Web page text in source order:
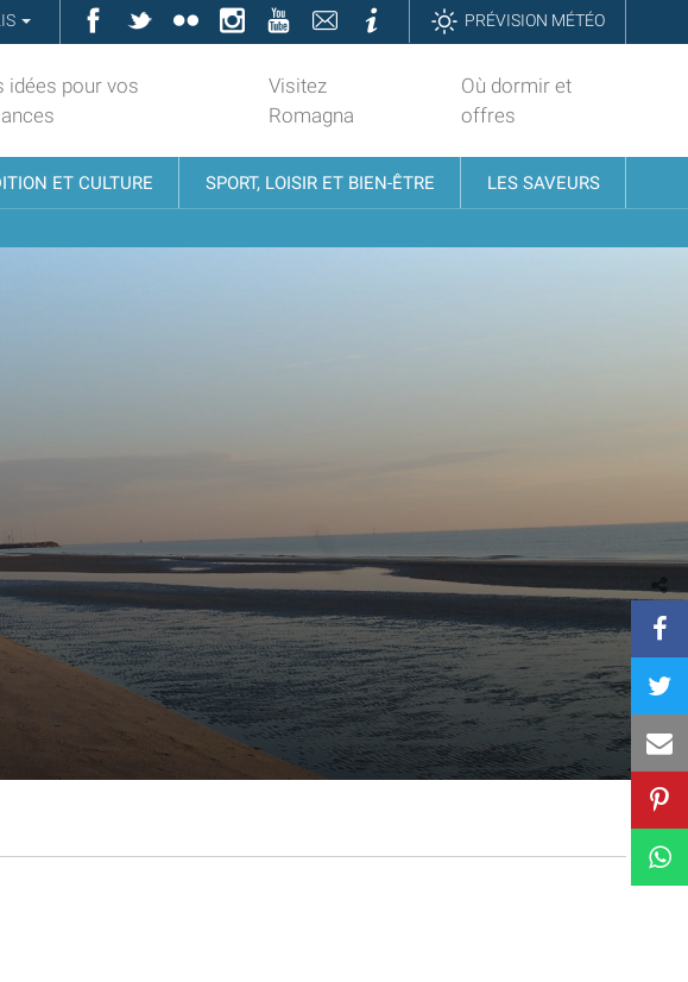
Facebook
TwitterFlickrInstagramYouTubeContattiInformazioniPRÉVISION MÉTÉO
idées pour vos
Visitez
Romagna
Où dormir et
offres
ET CULTURE SPORT, LOISIR ET BIEN-ÊTRE LES SAVEURS